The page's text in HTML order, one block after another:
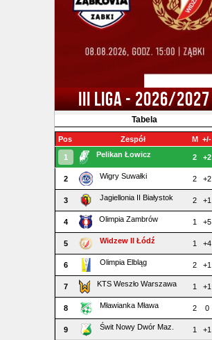
III LIGA - 2026/2027
Tabela
Pos Zespół M +/-
1 Pelikan Łowicz 2 +2
2 Wigry Suwałki 2 +2
3 Jagiellonia II Białystok 2 +1
4 Olimpia Zambrów 1 +5
5 Widzew II Łódź 1 +4
6 Olimpia Elbląg 2 +1
7 KTS Weszło Warszawa 1 +1
8 Mławianka Mława 2 0
9 Świt Nowy Dwór Maz. 1 +1